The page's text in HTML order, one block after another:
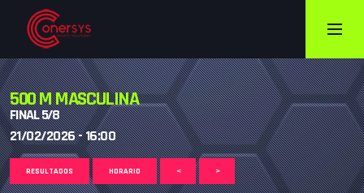
500 M MASCULINA
FINAL 5/8
21/02/2026 - 16:00
RESULTADOS HORARIO < >